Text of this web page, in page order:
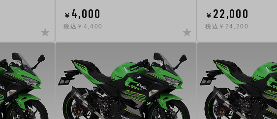
￥ 4,000
税込￥4,400
￥ 22,000
税込￥24,200